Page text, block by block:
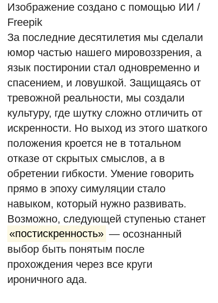
Изображение создано с помощью ИИ /
Freepik
За последние десятилетия мы сделали
юмор частью нашего мировоззрения, а
язык постиронии стал одновременно и
спасением, и ловушкой. Защищаясь от
тревожной реальности, мы создали
культуру, где шутку сложно отличить от
искренности. Но выход из этого шаткого
положения кроется не в тотальном
отказе от скрытых смыслов, а в
обретении гибкости. Умение говорить
прямо в эпоху симуляции стало
навыком, который нужно развивать.
Возможно, следующей ступенью станет
«постискренность» — осознанный
выбор быть понятым после
прохождения через все круги
ироничного ада.